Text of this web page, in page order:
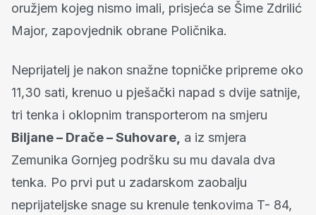
oružjem kojeg nismo imali, prisjeća se Šime Zdrilić
Major, zapovjednik obrane Poličnika.
Neprijatelj je nakon snažne topničke pripreme oko
11,30 sati, krenuo u pješački napad s dvije satnije,
tri tenka i oklopnim transporterom na smjeru
Biljane – Drače – Suhovare, a iz smjera
Zemunika Gornjeg podršku su mu davala dva
tenka. Po prvi put u zadarskom zaobalju
neprijateljske snage su krenule tenkovima T- 84,